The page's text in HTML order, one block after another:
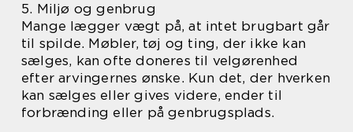
5. Miljø og genbrug
Mange lægger vægt på, at intet brugbart går
til spilde. Møbler, tøj og ting, der ikke kan
sælges, kan ofte doneres til velgørenhed
efter arvingernes ønske. Kun det, der hverken
kan sælges eller gives videre, ender til
forbrænding eller på genbrugsplads.